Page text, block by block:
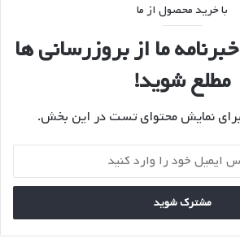
با خرید محصول از ما
ما از بروزرسانی ها
مطلع شوید!
نمایش محتوای تست در این بخش.